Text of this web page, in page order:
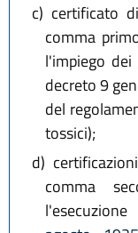
c) certificato
comma
l'impiego dei
decreto 9
del
tossici);
d)
comma